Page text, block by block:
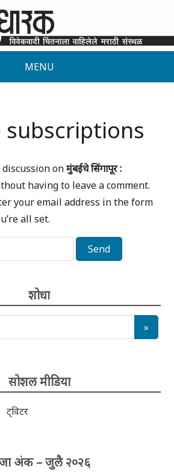
MENU
subscriptions
discussion onमुंबईचे सिंगापूर :
having to leave a comment.
your email address in the form
all set.
शोधा
सोशल मीडिया
ट्विटर
अंक – जुलै २०२६